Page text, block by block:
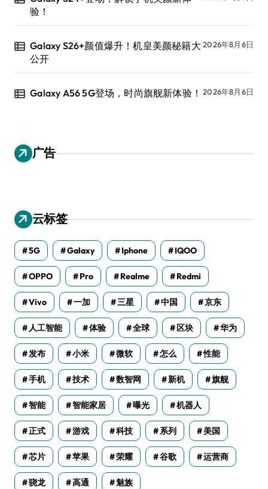
验！
Galaxy S26+颜值爆升！机皇美颜秘籍大
公开
2026年8月6日
Galaxy A56 5G登场，时尚旗舰新体验！ 2026年8月6日
广告
云标签
5G Galaxy Iphone IQOO
OPPO Pro Realme Redmi
Vivo 一加 三星 中国 京东
人工智能 体验 全球 区块 华为
发布 小米 微软 怎么 性能
手机 技术 数智网 新机 旗舰
智能 智能家居 曝光 机器人
正式 游戏 科技 系列 美国
芯片 苹果 荣耀 谷歌 运营商
骁龙 高通 魅族